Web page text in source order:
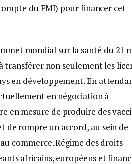
du FMI) pour financer cet
mondial sur la santé du 21
transférer non seulement les
en développement. En
en négociation à
en mesure de produire des
de rompre un accord, au sein de
commerce. Régime des droits
africains, européens et